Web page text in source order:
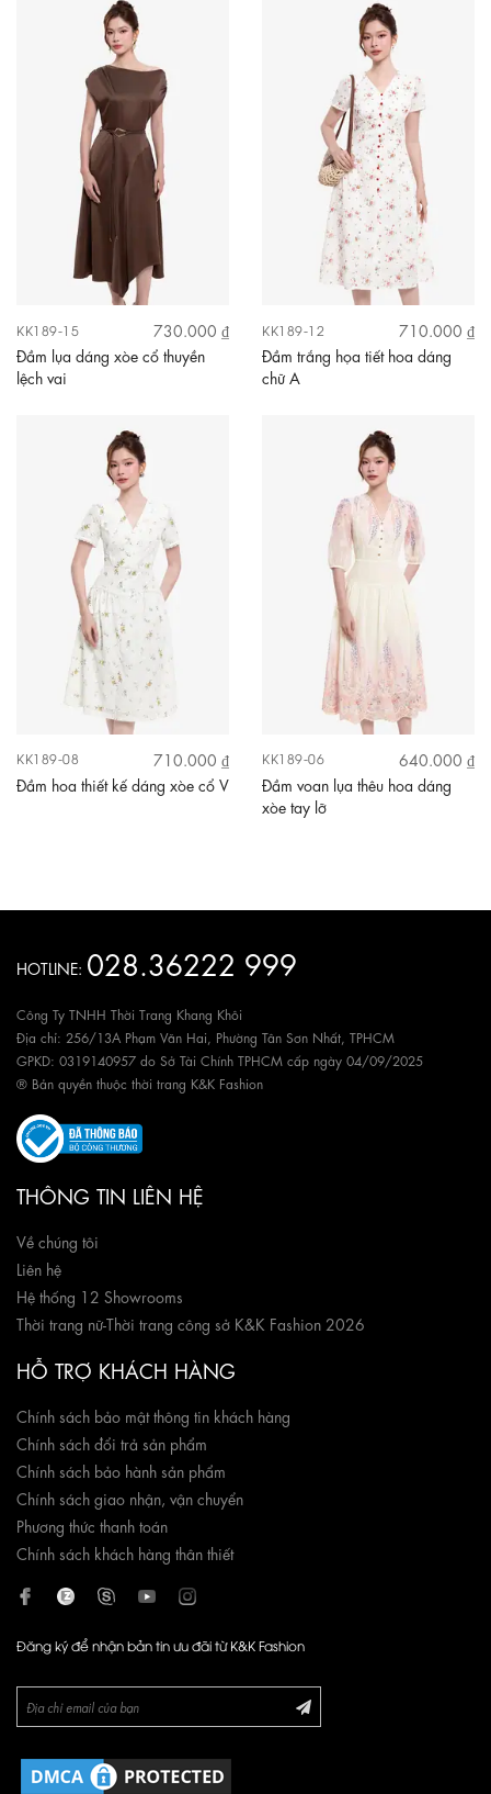
KK189-15
730.000 ₫
Đầm lụa dáng xòe cổ thuyền
lệch vai
KK189-12
710.000 ₫
Đầm trắng họa tiết hoa dáng
chữ A
KK189-08
710.000 ₫
Đầm hoa thiết kế dáng xòe cổ V
KK189-06
640.000 ₫
Đầm voan lụa thêu hoa dáng
xòe tay lỡ
HOTLINE: 028.36222 999
Công Ty TNHH Thời Trang Khang Khôi
Địa chỉ: 256/13A Phạm Văn Hai, Phường Tân Sơn Nhất, TPHCM
GPKD: 0319140957 do Sở Tài Chính TPHCM cấp ngày 04/09/2025
® Bản quyền thuộc thời trang K&K Fashion
THÔNG TIN LIÊN HỆ
Về chúng tôi
Liên hệ
Hệ thống 12 Showrooms
Thời trang nữ-Thời trang công sở K&K Fashion 2026
HỖ TRỢ KHÁCH HÀNG
Chính sách bảo mật thông tin khách hàng
Chính sách đổi trả sản phẩm
Chính sách bảo hành sản phẩm
Chính sách giao nhận, vận chuyển
Phương thức thanh toán
Chính sách khách hàng thân thiết
Đăng ký để nhận bản tin ưu đãi từ K&K Fashion